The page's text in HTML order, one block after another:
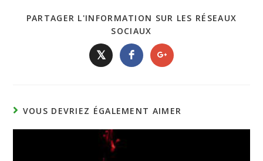
PARTAGER L'INFORMATION SUR LES RÉSEAUX
SOCIAUX
𝕏
VOUS DEVRIEZ ÉGALEMENT AIMER